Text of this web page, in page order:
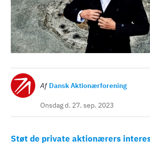
Billede
Af Dansk Aktionærforening
Onsdag d. 27. sep. 2023
Støt de private aktionærers